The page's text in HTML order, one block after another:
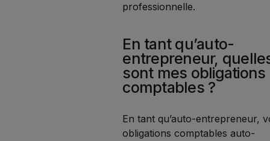
professionnelle.
En tant qu’auto-
entrepreneur,
sont mes obligations
comptables ?
En tant qu’auto-entrepreneur,
obligations comptables auto-